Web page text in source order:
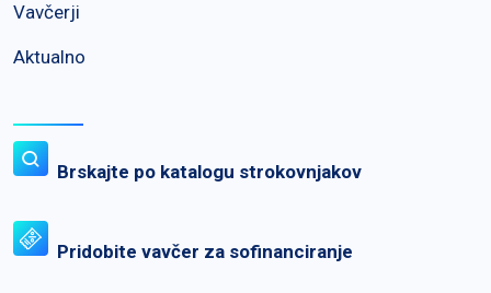
Vavčerji
Aktualno
Brskajte po katalogu strokovnjakov
Pridobite vavčer za sofinanciranje